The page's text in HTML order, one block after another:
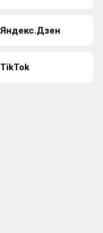
Яндекс.Дзен
TikTok